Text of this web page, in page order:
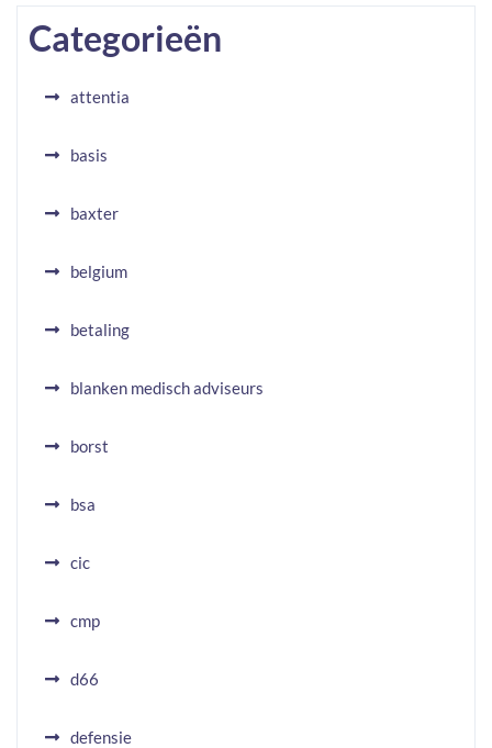
Categorieën
attentia
basis
baxter
belgium
betaling
blanken medisch adviseurs
borst
bsa
cic
cmp
d66
defensie